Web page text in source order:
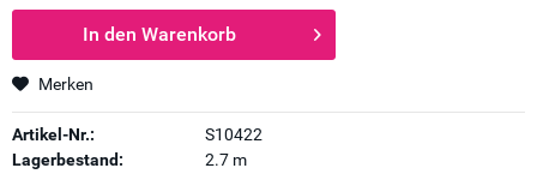
In den Warenkorb
Merken
Artikel-Nr.:
S10422
Lagerbestand:
2.7 m